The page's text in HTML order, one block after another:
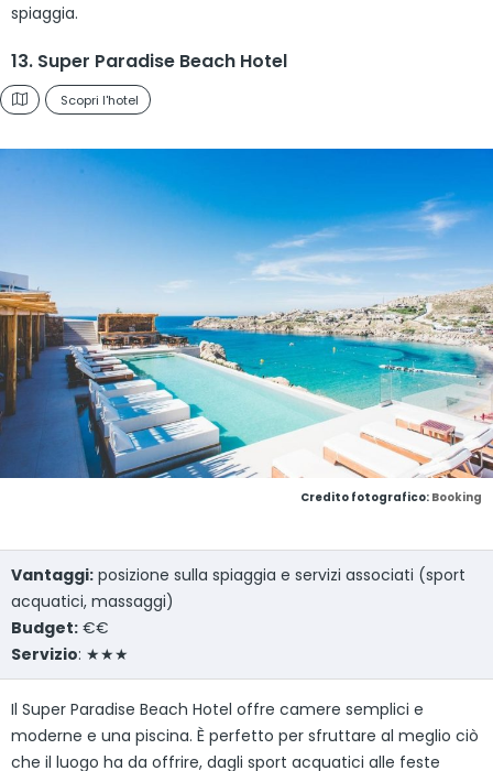
spiaggia.
13. Super Paradise Beach Hotel
Scopri l'hotel
Credito fotografico: Booking
Vantaggi: posizione sulla spiaggia e servizi associati (sport
acquatici, massaggi)
Budget: €€
Servizio: ★★★
Il Super Paradise Beach Hotel offre camere semplici e
moderne e una piscina. È perfetto per sfruttare al meglio ciò
che il luogo ha da offrire, dagli sport acquatici alle feste